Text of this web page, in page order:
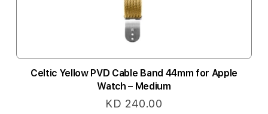
Celtic Yellow PVD Cable Band 44mm for Apple
Watch – Medium
KD 240.00